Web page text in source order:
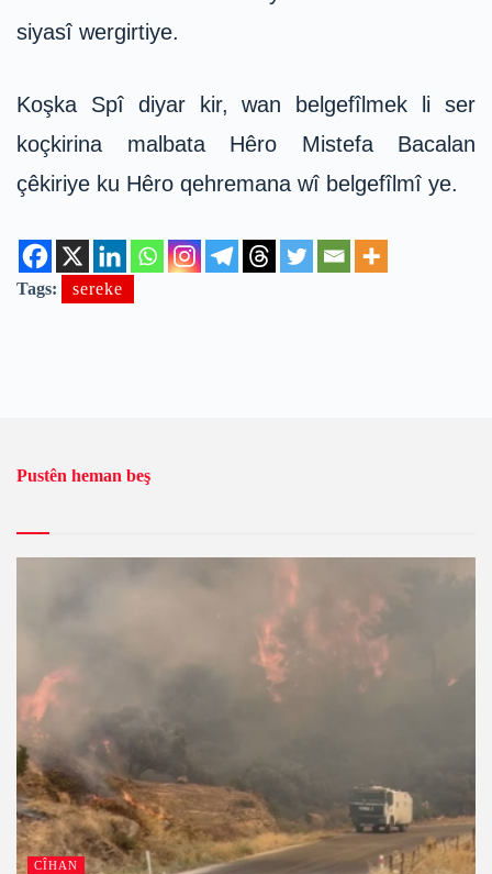
siyasî wergirtiye.
Koşka Spî diyar kir, wan belgefîlmek li ser
koçkirina malbata Hêro Mistefa Bacalan
çêkiriye ku Hêro qehremana wî belgefîlmî ye.
Tags: sereke
Pustên heman beş
CÎHAN